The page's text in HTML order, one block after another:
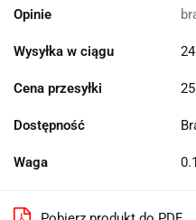
Opinie
Wysyłka w ciągu
Cena przesyłki 25
Dostępność
Waga